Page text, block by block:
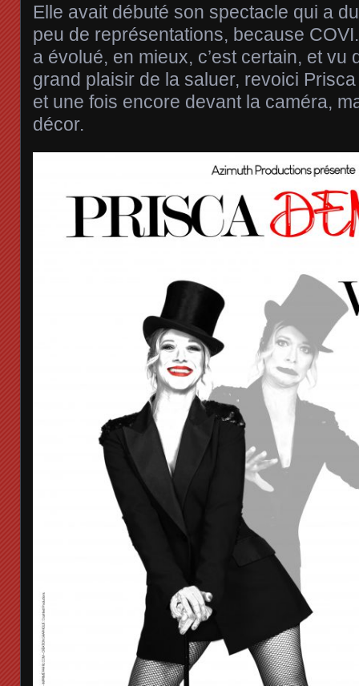
Elle avait débuté son spectacle qui a
peu de représentations, because
a évolué, en mieux, c’est certain, et vu
grand plaisir de la saluer, revoici
et une fois encore devant la caméra,
décor.